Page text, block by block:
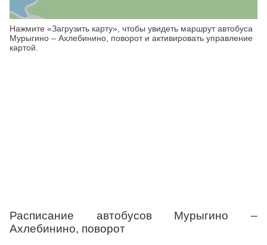
Нажмите «Загрузить карту», чтобы увидеть маршрут автобуса
Мурыгино – Ахлебинино, поворот и активировать управление
картой.
Расписание автобусов Мурыгино –
Ахлебинино, поворот